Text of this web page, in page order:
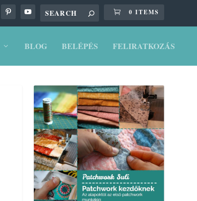
0 ITEMS
BLOG BELÉPÉS FELIRATKOZÁS